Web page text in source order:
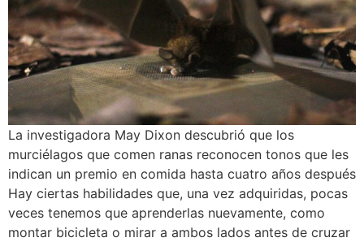
La investigadora May Dixon descubrió que los
murciélagos que comen ranas reconocen tonos que les
indican un premio en comida hasta cuatro años después
Hay ciertas habilidades que, una vez adquiridas, pocas
veces tenemos que aprenderlas nuevamente, como
montar bicicleta o mirar a ambos lados antes de cruzar